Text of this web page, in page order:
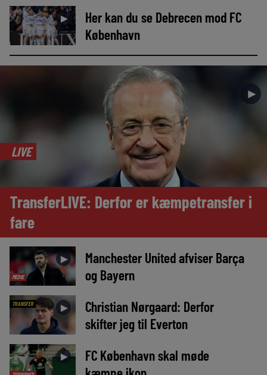
►
Her kan du se Debrecen mod FC
København
►
LIVE
TransferLIVE: Derfor er kæmpetransfer i
fare
MEDIE
►
Manchester United afviser Barça
og Bayern
TRANSFER ►
Christian Nørgaard: Derfor
skifter jeg til Everton
►
FC København skal møde